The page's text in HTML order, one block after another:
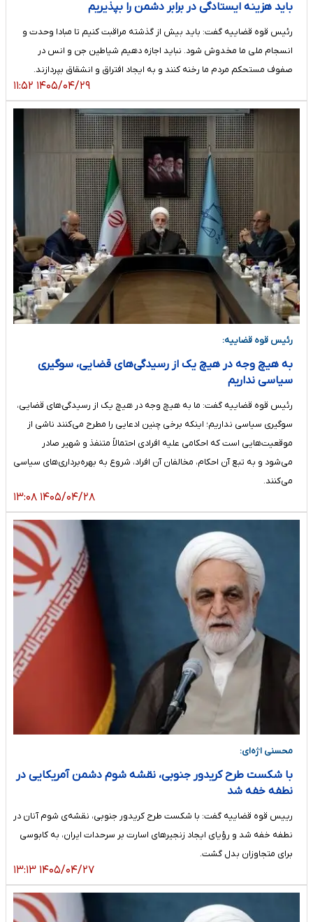
باید هزینه ایستادگی در برابر دشمن را بپذیریم
رئیس قوه قضاییه گفت: باید بیش از گذشته مراقبت کنیم تا مبادا وحدت و
انسجام ملی ما مخدوش شود. نباید اجازه دهیم شیاطین جن و انس در
صفوف مستحکم مردم ما رخنه کنند و به ایجاد افتراق و انشقاق بپردازند.
۱۴۰۵/۰۴/۲۹ ۱۱:۵۲
رئیس قوه قضاییه:
به هیچ وجه در هیچ یک از رسیدگی‌های قضایی، سوگیری
سیاسی نداریم
​رئیس قوه قضاییه گفت: ما به هیچ وجه در هیچ یک از رسیدگی‌های قضایی،
سوگیری سیاسی نداریم؛ اینکه برخی چنین ادعایی را مطرح می‌کنند ناشی از
موقعیت‌هایی است که احکامی علیه افرادی احتمالاً متنفذ و شهیر صادر
می‌شود و به تبع آن احکام، مخالفان آن افراد، شروع به بهره‌برداری‌های سیاسی
می‌کنند.
۱۴۰۵/۰۴/۲۸ ۱۳:۰۸
محسنی اژه‌ای:
با شکست طرح کریدور جنوبی، نقشه شوم دشمن آمریکایی در
نطفه خفه شد
رییس قوه قضاییه گفت: با شکست طرح کریدور جنوبی، نقشه‌ی شوم آنان در
نطفه خفه شد و رؤیای ایجاد زنجیرهای اسارت بر سرحدات ایران، به کابوسی
برای متجاوزان بدل گشت.
۱۴۰۵/۰۴/۲۷ ۱۳:۱۳